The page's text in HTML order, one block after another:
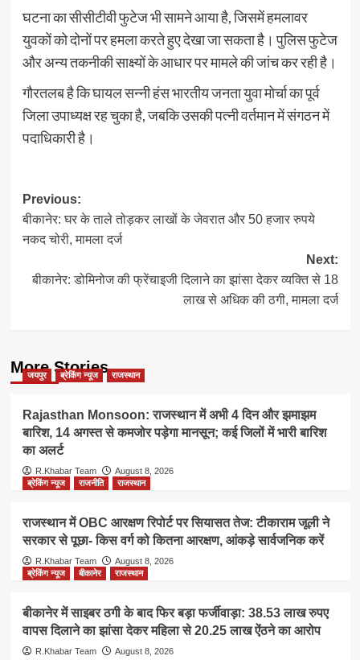
घटना का सीसीटीवी फुटेज भी सामने आया है, जिसमें हमलावर
युवकों को दोनों पर हमला करते हुए देखा जा सकता है। पुलिस फुटेज
और अन्य तकनीकी साक्ष्यों के आधार पर मामले की जांच कर रही है।
गौरतलब है कि घायल सन्नी हंस भारतीय जनता युवा मोर्चा का पूर्व
जिला उपाध्यक्ष रह चुका है, जबकि उसकी पत्नी वर्तमान में संगठन में
पदाधिकारी है।
Post
navigation
Previous:
बीकानेर: घर के ताले तोड़कर लाखों के जेवरात और 50 हजार रुपये
नकद चोरी, मामला दर्ज
Next:
बीकानेर: डोमिनोज की फ्रेंचाइजी दिलाने का झांसा देकर व्यक्ति से 18
लाख से अधिक की ठगी, मामला दर्ज
More Stories
जयपुर ब्रेकिंग न्यूज राजस्थान
Rajasthan Monsoon: राजस्थान में अभी 4 दिन और झमाझम
बारिश, 14 अगस्त से कमजोर पड़ेगा मानसून; कई जिलों में भारी बारिश
का अलर्ट
R.Khabar Team
August 8, 2026
ब्रेकिंग न्यूज
राजनीति राजस्थान
राजस्थान में OBC आरक्षण रिपोर्ट पर सियासत तेज: टीकाराम जूली ने
सरकार से पूछा- किस वर्ग को कितना आरक्षण, आंकड़े सार्वजनिक करें
R.Khabar Team
August 8, 2026
ब्रेकिंग न्यूज
बीकानेर राजस्थान
बीकानेर में साइबर ठगी के बाद फिर बड़ा फर्जीवाड़ा: 38.53 लाख रुपए
वापस दिलाने का झांसा देकर महिला से 20.25 लाख ऐंठने का आरोप
R.Khabar Team August 8, 2026